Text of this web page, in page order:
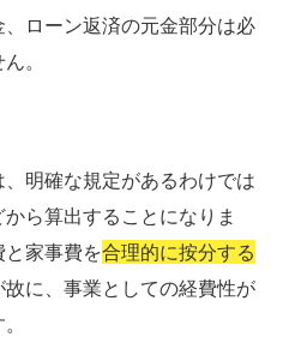
ローン返済の元金部分は必
。
明確な規定があるわけでは
から算出することになりま
家事費を合理的に按分する
に、事業としての経費性が